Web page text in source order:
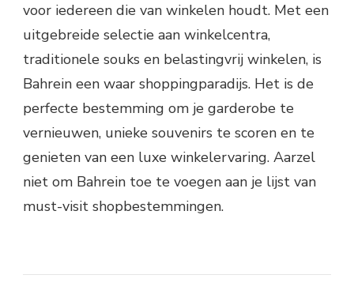
voor iedereen die van winkelen houdt. Met een
uitgebreide selectie aan winkelcentra,
traditionele souks en belastingvrij winkelen, is
Bahrein een waar shoppingparadijs. Het is de
perfecte bestemming om je garderobe te
vernieuwen, unieke souvenirs te scoren en te
genieten van een luxe winkelervaring. Aarzel
niet om Bahrein toe te voegen aan je lijst van
must-visit shopbestemmingen.